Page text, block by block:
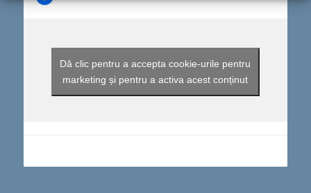
Dă clic pentru a accepta cookie-urile pentru
marketing și pentru a activa acest conținut